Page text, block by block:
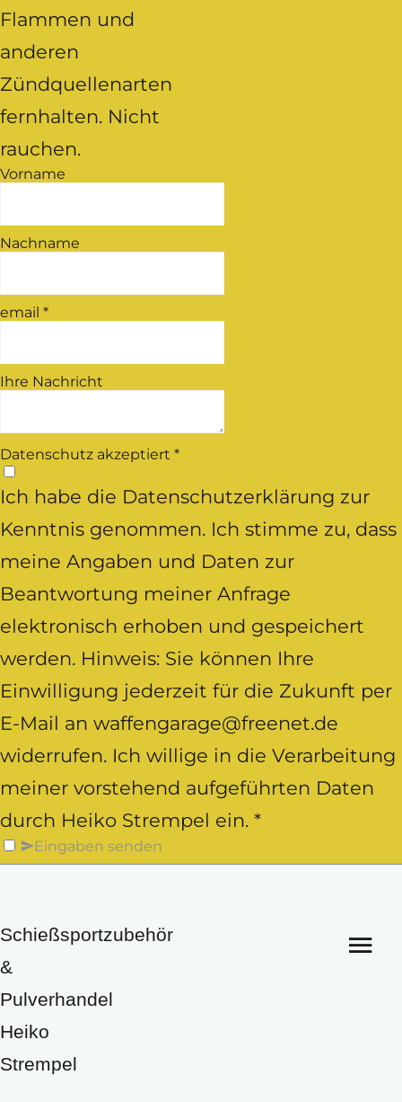
Flammen und
anderen
Zündquellenarten
fernhalten. Nicht
rauchen.
Vorname
Nachname
email *
Ihre Nachricht
Datenschutz akzeptiert *
Ich habe die Datenschutzerklärung zur
Kenntnis genommen. Ich stimme zu, dass
meine Angaben und Daten zur
Beantwortung meiner Anfrage
elektronisch erhoben und gespeichert
werden. Hinweis: Sie können Ihre
Einwilligung jederzeit für die Zukunft per
E-Mail an waffengarage@freenet.de
widerrufen. Ich willige in die Verarbeitung
meiner vorstehend aufgeführten Daten
durch Heiko Strempel ein. *
Eingaben senden
Schießsportzubehör
&
Pulverhandel
Heiko
Strempel